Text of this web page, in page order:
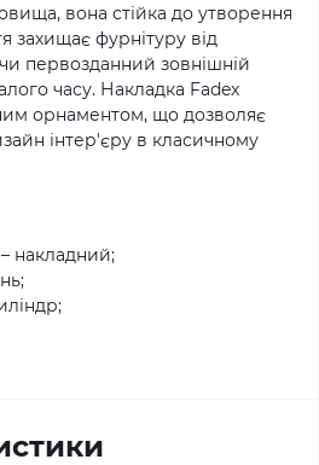
вона стійка до утворення
захищає фурнітуру від
первозданний зовнішній
часу. Накладка Fadex
орнаментом, що дозволяє
інтер'єру в класичному
накладний;